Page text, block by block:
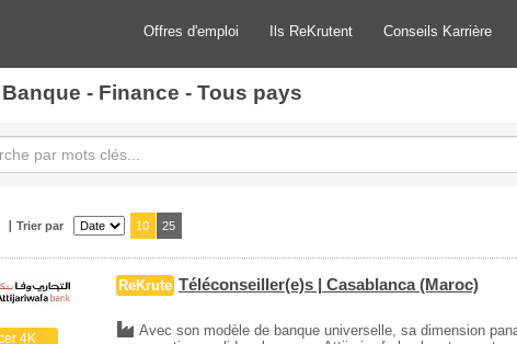
Offres d'emploi Ils ReKrutent Conseils Karrière
- Finance - Tous pays
Trier par 10 25
4K
ReKrute Téléconseiller(e)s | Casablanca (Maroc)
Avec son modèle de banque universelle, sa dimension